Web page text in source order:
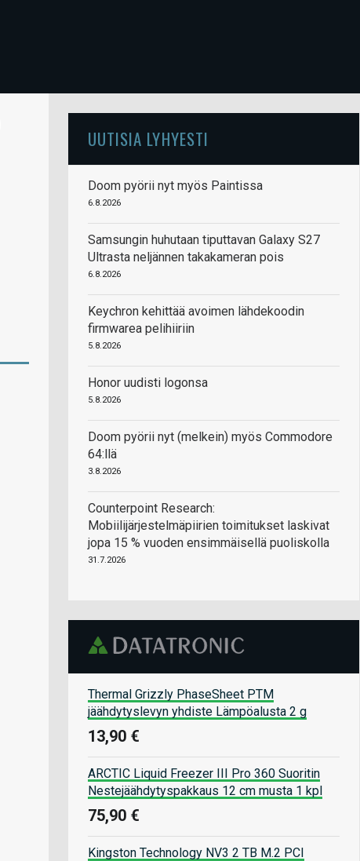
UUTISIA LYHYESTI
Doom pyörii nyt myös Paintissa
6.8.2026
Samsungin huhutaan tiputtavan Galaxy S27
Ultrasta neljännen takakameran pois
6.8.2026
Keychron kehittää avoimen lähdekoodin
firmwarea pelihiiriin
5.8.2026
Honor uudisti logonsa
5.8.2026
Doom pyörii nyt (melkein) myös Commodore
64:llä
3.8.2026
Counterpoint Research:
Mobiilijärjestelmäpiirien toimitukset laskivat
jopa 15 % vuoden ensimmäisellä puoliskolla
31.7.2026
Thermal Grizzly PhaseSheet PTM
jäähdytyslevyn yhdiste Lämpöalusta 2 g
13,90 €
ARCTIC Liquid Freezer III Pro 360 Suoritin
Nestejäähdytyspakkaus 12 cm musta 1 kpl
75,90 €
Kingston Technology NV3 2 TB M.2 PCI